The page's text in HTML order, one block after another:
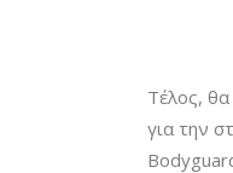
Τέλος, θα
για την